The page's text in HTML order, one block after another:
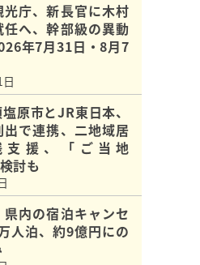
光庁、新長官に木村
へ、幹部級の異動
年7月31日・8月7
原市とJR東日本、
出で連携、二地域居
支援、「ご当地
討も
内の宿泊キャンセ
人泊、約9億円にの